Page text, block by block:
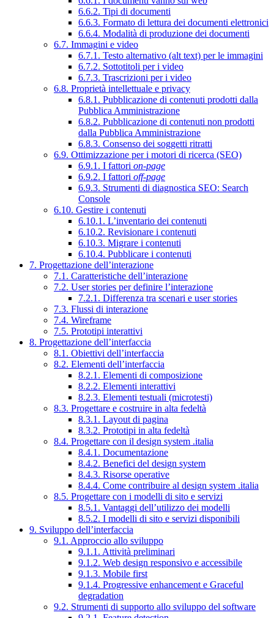
6.6.2. Tipi di documenti
6.6.3. Formato di lettura dei documenti elettronici
6.6.4. Modalità di produzione dei documenti
6.7. Immagini e video
6.7.1. Testo alternativo (alt text) per le immagini
6.7.2. Sottotitoli per i video
6.7.3. Trascrizioni per i video
6.8. Proprietà intellettuale e privacy
6.8.1. Pubblicazione di contenuti prodotti dalla
Pubblica Amministrazione
6.8.2. Pubblicazione di contenuti non prodotti
dalla Pubblica Amministrazione
6.8.3. Consenso dei soggetti ritratti
6.9. Ottimizzazione per i motori di ricerca (SEO)
6.9.1. I fattori on-page
6.9.2. I fattori off-page
6.9.3. Strumenti di diagnostica SEO: Search
Console
6.10. Gestire i contenuti
6.10.1. L’inventario dei contenuti
6.10.2. Revisionare i contenuti
6.10.3. Migrare i contenuti
6.10.4. Pubblicare i contenuti
7. Progettazione dell’interazione
7.1. Caratteristiche dell’interazione
7.2. User stories per definire l’interazione
7.2.1. Differenza tra scenari e user stories
7.3. Flussi di interazione
7.4. Wireframe
7.5. Prototipi interattivi
8. Progettazione dell’interfaccia
8.1. Obiettivi dell’interfaccia
8.2. Elementi dell’interfaccia
8.2.1. Elementi di composizione
8.2.2. Elementi interattivi
8.2.3. Elementi testuali (microtesti)
8.3. Progettare e costruire in alta fedeltà
8.3.1. Layout di pagina
8.3.2. Prototipi in alta fedeltà
8.4. Progettare con il design system .italia
8.4.1. Documentazione
8.4.2. Benefici del design system
8.4.3. Risorse operative
8.4.4. Come contribuire al design system .italia
8.5. Progettare con i modelli di sito e servizi
8.5.1. Vantaggi dell’utilizzo dei modelli
8.5.2. I modelli di sito e servizi disponibili
9. Sviluppo dell’interfaccia
9.1. Approccio allo sviluppo
9.1.1. Attività preliminari
9.1.2. Web design responsivo e accessibile
9.1.3. Mobile first
9.1.4. Progressive enhancement e Graceful
degradation
9.2. Strumenti di supporto allo sviluppo del software